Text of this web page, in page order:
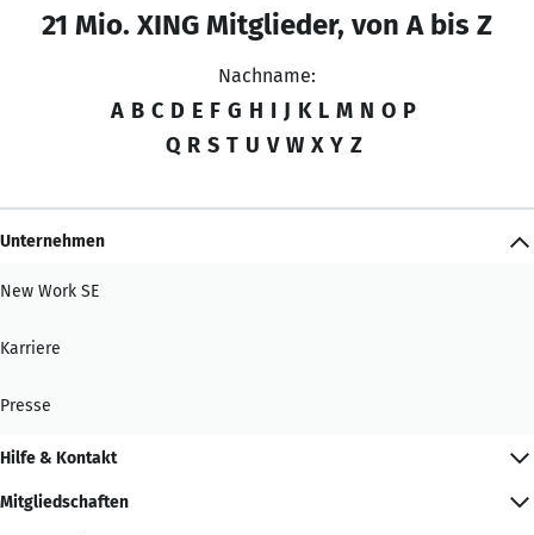
21 Mio. XING Mitglieder, von A bis Z
Nachname:
A B C D E F G H I J K L M N O P
Q R S T U V W X Y Z
Unternehmen
New Work SE
Karriere
Presse
Hilfe & Kontakt
Mitgliedschaften